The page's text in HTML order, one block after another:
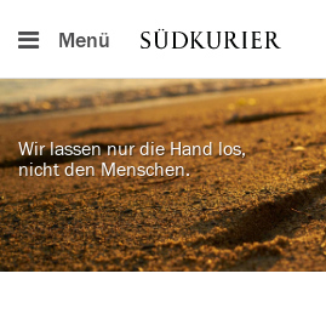
Menü
Wir lassen nur die Hand los,
nicht den Menschen.